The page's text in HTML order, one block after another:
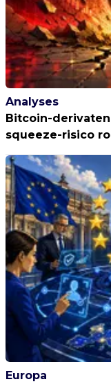
Analyses
Bitcoin-
squeeze-risico
Europa